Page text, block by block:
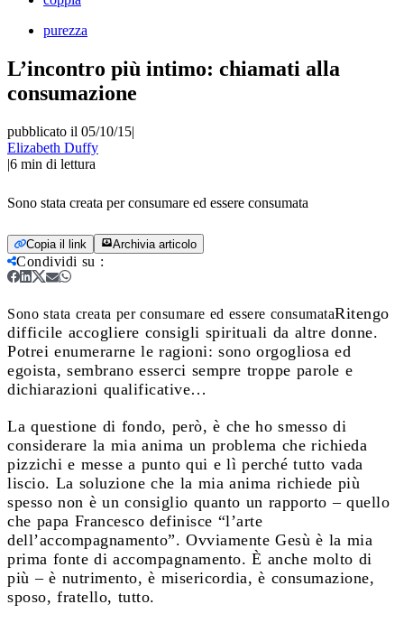
purezza
L’incontro più intimo: chiamati alla
consumazione
pubblicato il 05/10/15|
Elizabeth Duffy
|6 min di lettura
Sono stata creata per consumare ed essere consumata
Copia il link Archivia articolo
Condividi su :
Sono stata creata per consumare ed essere consumataRitengo
difficile accogliere consigli spirituali da altre donne.
Potrei enumerarne le ragioni: sono orgogliosa ed
egoista, sembrano esserci sempre troppe parole e
dichiarazioni qualificative…
La questione di fondo, però, è che ho smesso di
considerare la mia anima un problema che richieda
pizzichi e messe a punto qui e lì perché tutto vada
liscio. La soluzione che la mia anima richiede più
spesso non è un consiglio quanto un rapporto – quello
che papa Francesco definisce “l’arte
dell’accompagnamento”. Ovviamente Gesù è la mia
prima fonte di accompagnamento. È anche molto di
più – è nutrimento, è misericordia, è consumazione,
sposo, fratello, tutto.